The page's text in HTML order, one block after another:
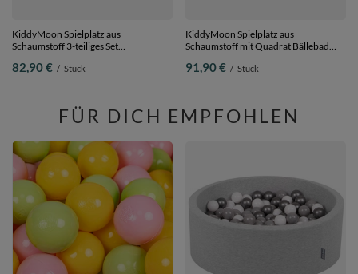
KiddyMoon Spielplatz aus
Schaumstoff 3-teiliges Set
Größe
82,90 € / Stück
KiddyMoon Spielplatz aus
Schaumstoff mit Quadrat Bällebad
Hindernisläufen, Hergestellt in der EU,
91,90 € / Stück
FÜR DICH EMPFOHLEN